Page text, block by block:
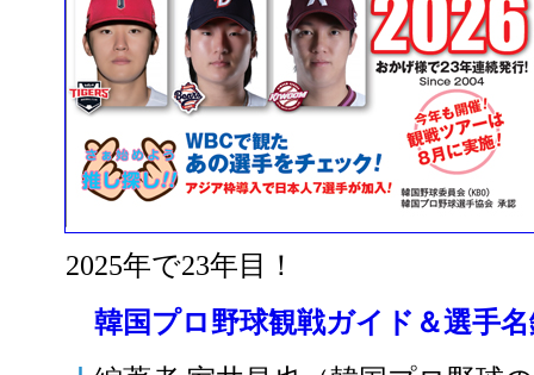
2025年で23年目！
韓国プロ野球観戦ガイド＆選手名